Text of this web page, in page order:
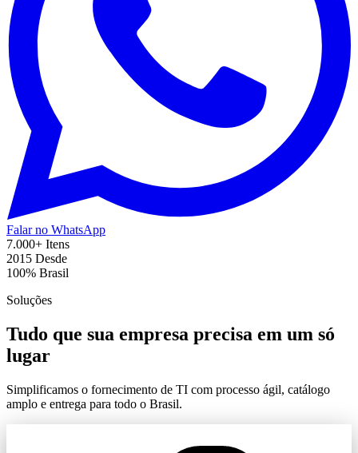
Falar no WhatsApp
7.000+ Itens
2015 Desde
100% Brasil
Soluções
Tudo que sua empresa precisa em um só
lugar
Simplificamos o fornecimento de TI com processo ágil, catálogo
amplo e entrega para todo o Brasil.